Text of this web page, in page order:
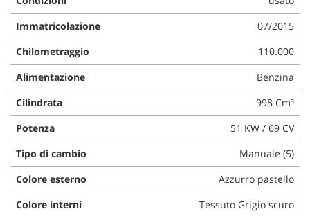
Immatricolazione
07/2015
Chilometraggio
110.000
Alimentazione
Benzina
Cilindrata
998 Cm³
Potenza
51 KW / 69 CV
Tipo di cambio
Manuale (5)
Colore esterno
Azzurro pastello
Colore interni
Tessuto Grigio scuro
questi
strumenti
di
tracciamento
si
rimanda
alla
cookie
policy.
Puoi
rivedere
e
modificare
le
tue